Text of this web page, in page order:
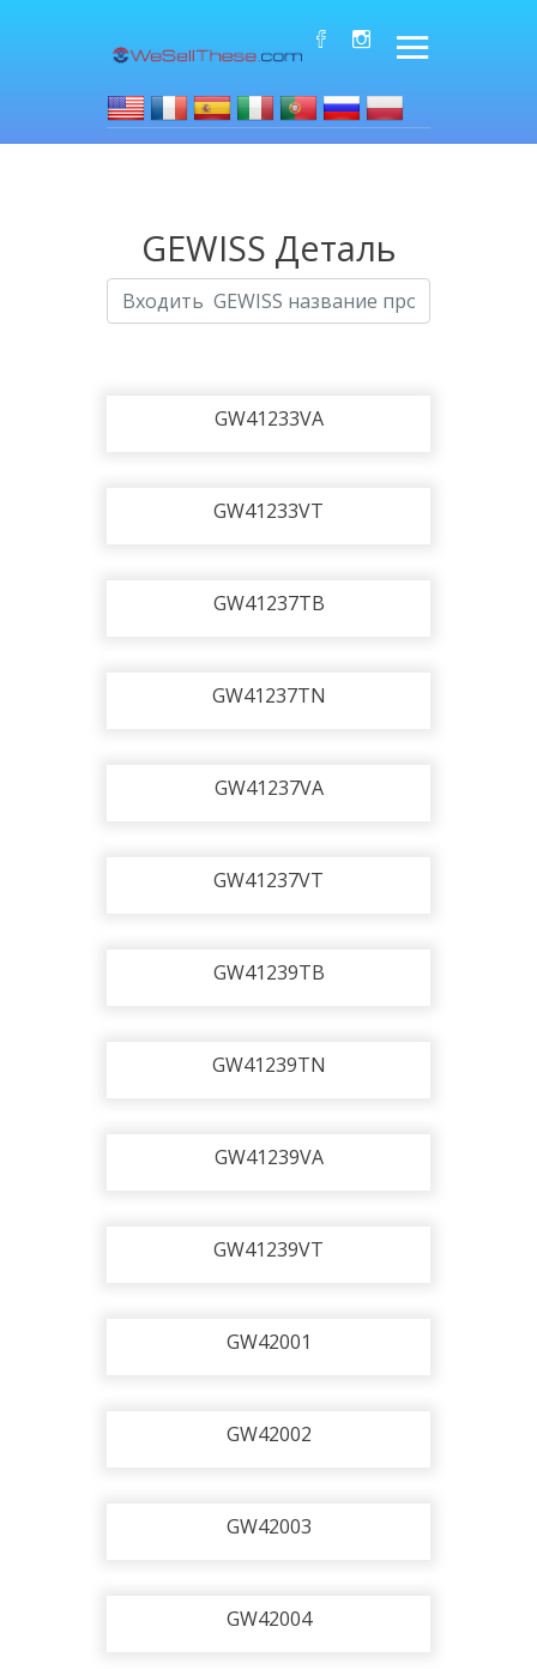
GEWISS Деталь
GW41233VA
GW41233VT
GW41237TB
GW41237TN
GW41237VA
GW41237VT
GW41239TB
GW41239TN
GW41239VA
GW41239VT
GW42001
GW42002
GW42003
GW42004